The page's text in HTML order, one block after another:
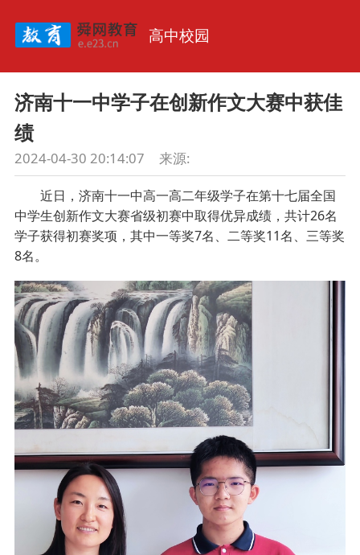
高中校园
济南十一中学子在创新作文大赛中获佳
绩
2024-04-30 20:14:07 来源:
近日，济南十一中高一高二年级学子在第十七届全国
中学生创新作文大赛省级初赛中取得优异成绩，共计26名
学子获得初赛奖项，其中一等奖7名、二等奖11名、三等奖
8名。